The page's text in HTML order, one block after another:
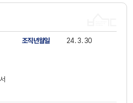
조직년월일
24. 3. 30